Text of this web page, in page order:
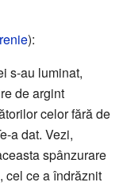
):
s-au luminat,
de argint
celor fără de
a dat. Vezi,
spânzurare
cel ce a îndrăznit